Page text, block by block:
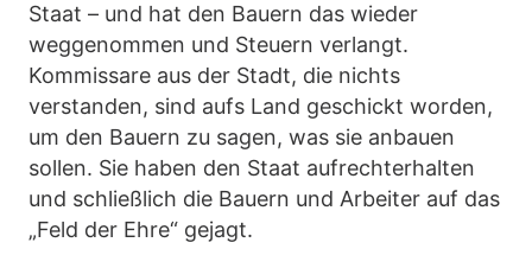
Staat – und hat den Bauern das wieder
weggenommen und Steuern verlangt.
Kommissare aus der Stadt, die nichts
verstanden, sind aufs Land geschickt worden,
um den Bauern zu sagen, was sie anbauen
sollen. Sie haben den Staat aufrechterhalten
und schließlich die Bauern und Arbeiter auf das
„Feld der Ehre“ gejagt.